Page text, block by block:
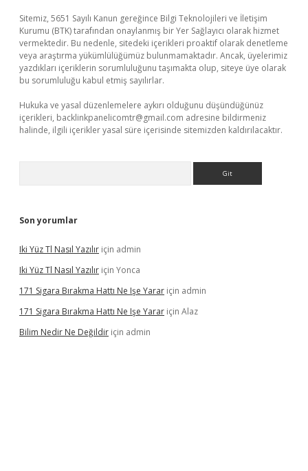
Sitemiz, 5651 Sayılı Kanun gereğince Bilgi Teknolojileri ve İletişim
Kurumu (BTK) tarafından onaylanmış bir Yer Sağlayıcı olarak hizmet
vermektedir. Bu nedenle, sitedeki içerikleri proaktif olarak denetleme
veya araştırma yükümlülüğümüz bulunmamaktadır. Ancak, üyelerimiz
yazdıkları içeriklerin sorumluluğunu taşımakta olup, siteye üye olarak
bu sorumluluğu kabul etmiş sayılırlar.
Hukuka ve yasal düzenlemelere aykırı olduğunu düşündüğünüz
içerikleri, backlinkpanelicomtr@gmail.com adresine bildirmeniz
halinde, ilgili içerikler yasal süre içerisinde sitemizden kaldırılacaktır.
Son yorumlar
Iki Yüz Tl Nasıl Yazılır için admin
Iki Yüz Tl Nasıl Yazılır için Yonca
171 Sigara Bırakma Hattı Ne Işe Yarar için admin
171 Sigara Bırakma Hattı Ne Işe Yarar için Alaz
Bilim Nedir Ne Değildir için admin